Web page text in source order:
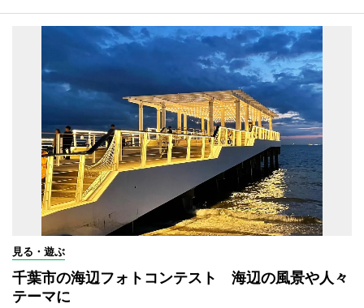
見る・遊ぶ
千葉市の海辺フォトコンテスト 海辺の風景や人々
テーマに